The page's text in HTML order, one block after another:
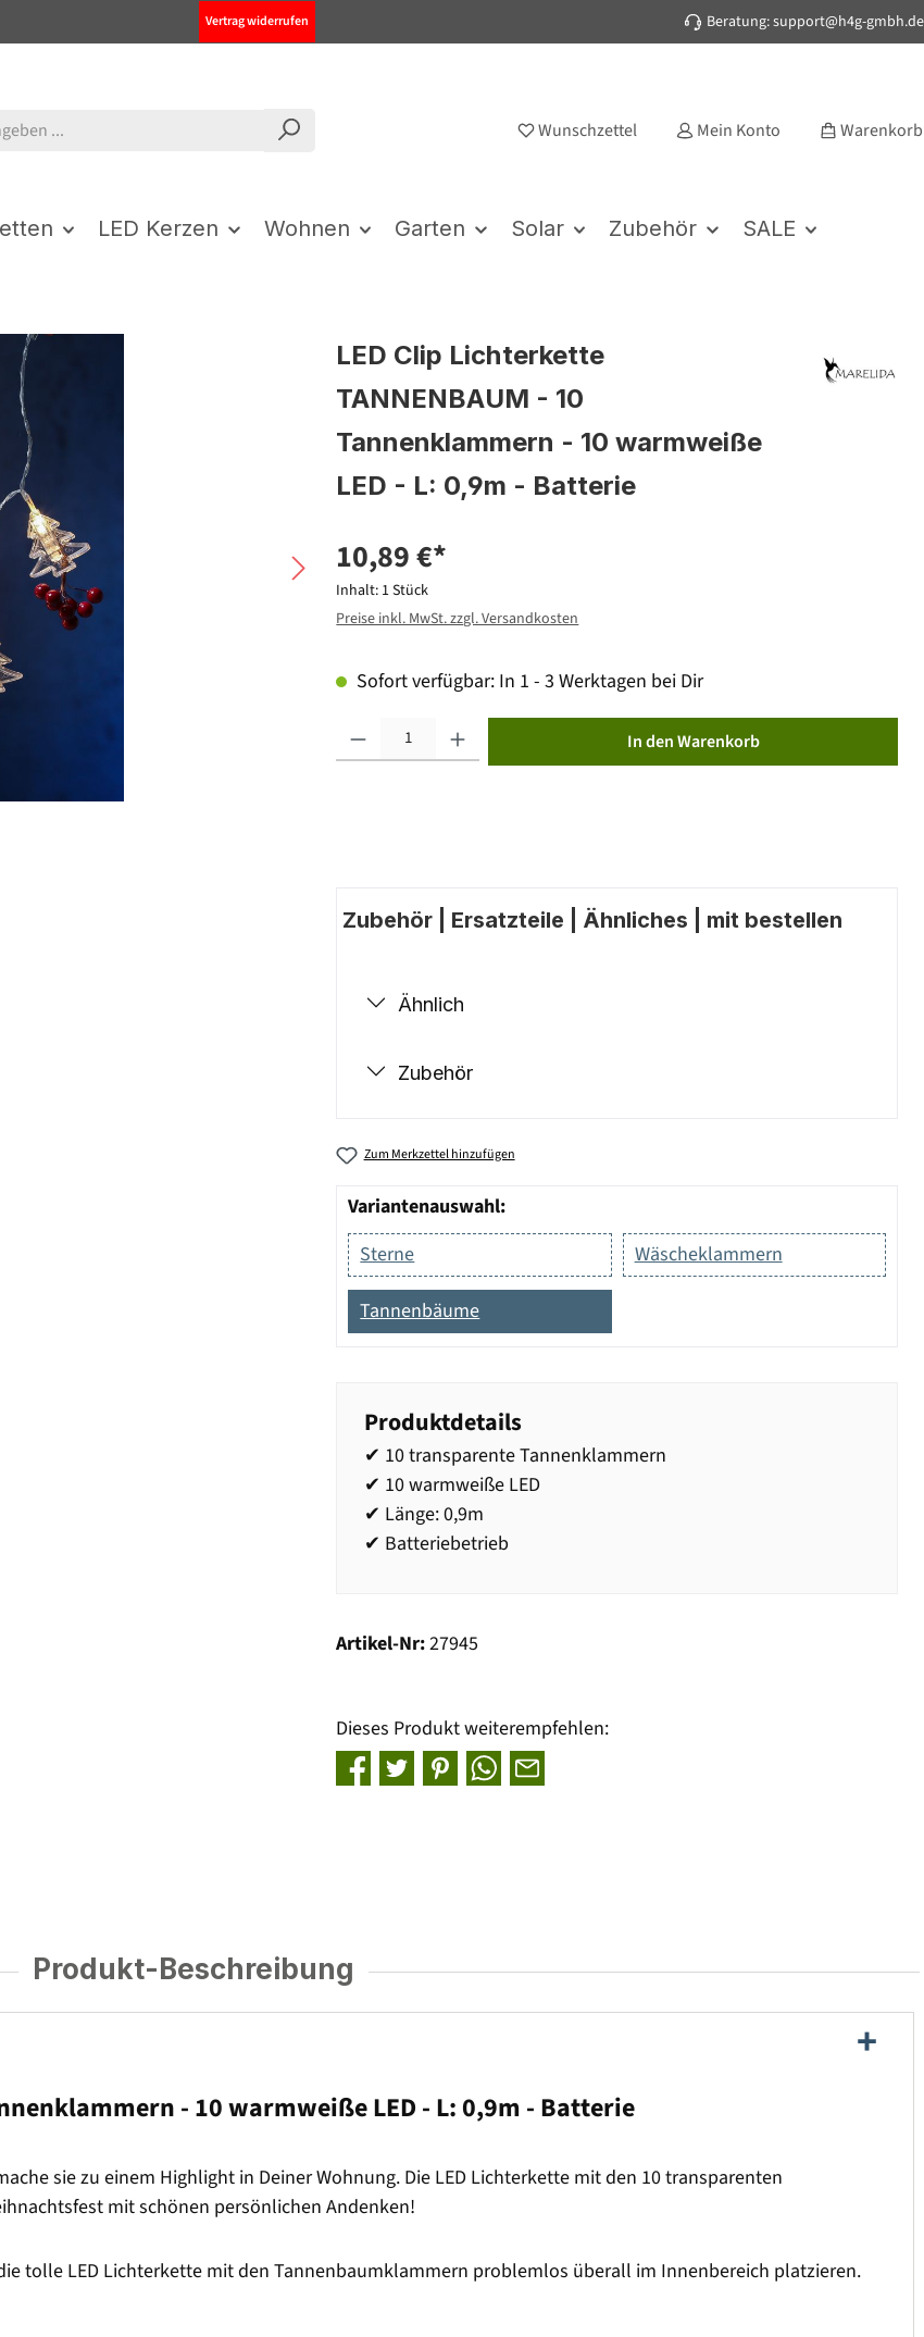
Vertrag widerrufen Beratung: support@h4g-gmbh.de
Wunschzettel Mein Konto Warenkorb
LED Kerzen Wohnen Garten Solar Zubehör SALE
LED Clip Lichterkette
TANNENBAUM - 10
Tannenklammern - 10 warmweiße
LED - L: 0,9m - Batterie
10,89 €*
Inhalt: 1 Stück
Preise inkl. MwSt. zzgl. Versandkosten
Sofort verfügbar: In 1 - 3 Werktagen bei Dir
In den Warenkorb
Zubehör | Ersatzteile | Ähnliches | mit bestellen
Ähnlich
Zubehör
Zum Merkzettel hinzufügen
Variantenauswahl:
Sterne
Wäscheklammern
Tannenbäume
Produktdetails
✔ 10 transparente Tannenklammern
✔ 10 warmweiße LED
✔ Länge: 0,9m
✔ Batteriebetrieb
Artikel-Nr:27945
Dieses Produkt weiterempfehlen:
Produkt-Beschreibung
- 10 warmweiße LED - L: 0,9m - Batterie
sie zu einem Highlight in Deiner Wohnung. Die LED Lichterkette mit den 10 transparenten
mit schönen persönlichen Andenken!
tolle LED Lichterkette mit den Tannenbaumklammern problemlos überall im Innenbereich platzieren.